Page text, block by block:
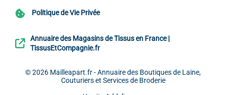
Politique de Vie Privée
Annuaire des Magasins de Tissus en France |
TissusEtCompagnie.fr
© 2026 Mailleapart.fr - Annuaire des Boutiques de Laine,
Couturiers et Services de Broderie